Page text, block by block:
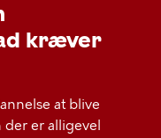
kræver
at blive
er alligevel